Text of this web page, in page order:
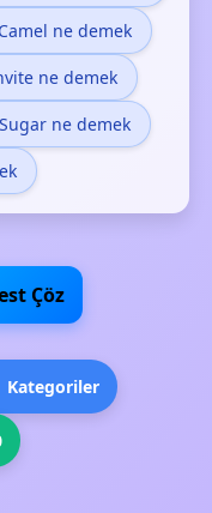
Camel ne demek
ne demek
Sugar ne demek
Çöz
Kategoriler